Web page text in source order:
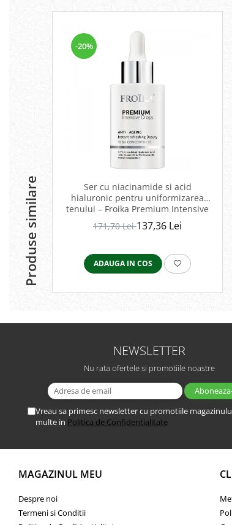
Produse similare
-20%
Ser cu niacinamide si acid
hialuronic pentru uniformizarea
tenului – Froika Premium Intensive
Drops
171,70 Lei137,36 Lei
ADAUGA IN COS
NEWSLETTER
Nu rata ofertele si promotiile noastre
Vreau sa primesc newsletter cu promotiile
multe in Politica de Confidentialitate
MAGAZINUL MEU
Despre noi
Termeni si Conditii